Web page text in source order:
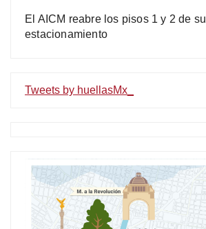
El AICM reabre los pisos 1 y 2 de su
estacionamiento
Tweets by huellasMx_